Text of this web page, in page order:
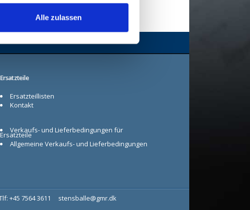
Alle zulassen
Ersatzteile
Ersatzteillisten
Kontakt
Verkaufs- und Lieferbedingungen für
Ersatzteile
Allgemeine Verkaufs- und Lieferbedingungen
+45 7564 3611 stensballe@gmr.dk